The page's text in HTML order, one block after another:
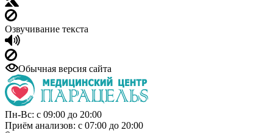
Озвучивание текста
Обычная версия сайта
Пн-Вс: с 09:00 до 20:00
Приём анализов: с 07:00 до 20:00